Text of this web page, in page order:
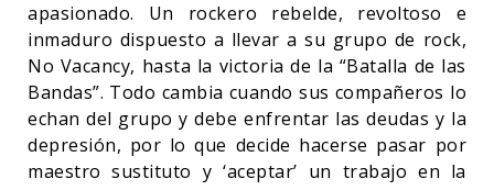
apasionado. Un rockero rebelde, revoltoso e
inmaduro dispuesto a llevar a su grupo de rock,
No Vacancy, hasta la victoria de la “Batalla de las
Bandas”. Todo cambia cuando sus compañeros lo
echan del grupo y debe enfrentar las deudas y la
depresión, por lo que decide hacerse pasar por
maestro sustituto y ‘aceptar’ un trabajo en la